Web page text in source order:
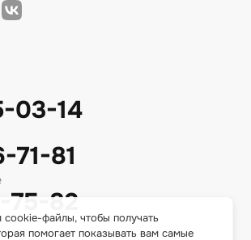
03-14
71-81
75-82
файлы, чтобы получать
помогает показывать вам самые